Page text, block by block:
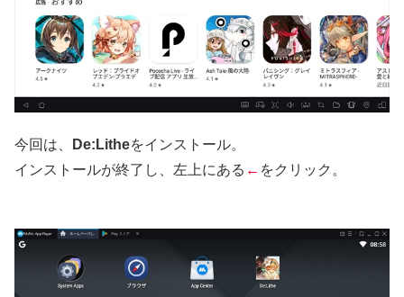
今回は、 De:Litheをインストール。
インストールが終了し、左上にある ← をクリック。